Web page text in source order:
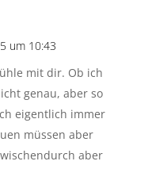
um 10:43
mit dir. Ob ich
genau, aber so
eigentlich immer
müssen aber
aber